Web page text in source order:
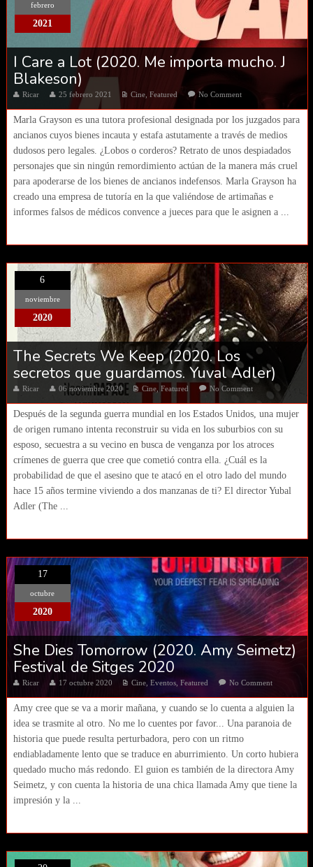
febrero
2021
I Care a Lot (2020. Me importa mucho. J
Blakeson)
Ricar 25 febrero 2021 Cine, Featured No Comment
Marla Grayson es una tutora profesional designada por los juzgados para
ancianos cuyos bienes incauta y estafa astutamente a través de medios
dudosos pero legales. ¿Lobos o corderos? Retrato de unos despiadados
personajes que sin ningún remordimiento actúan de la manera más cruel
para apoderarse de los bienes de ancianos indefensos. Marla Grayson ha
creado una empresa de tutoría en la que valiéndose de artimañas e
informes falsos de médicos convence a jueces para que le asignen a ...
6
noviembre
2020
The Secrets We Keep (2020. Los
secretos que guardamos. Yuval Adler)
Ricar 06 noviembre 2020 Cine, Featured No Comment
Después de la segunda guerra mundial en los Estados Unidos, una mujer
de origen rumano intenta reconstruir su vida en los suburbios con su
esposo, secuestra a su vecino en busca de venganza por los atroces
crímenes de guerra que cree que cometió contra ella. ¿Cuál es la
probabilidad de que el asesino que te atacó en el otro lado del mundo
hace 15 años termine viviendo a dos manzanas de ti? El director Yubal
Adler (The ...
17
octubre
2020
She Dies Tomorrow (2020. Amy Seimetz)
Festival de Sitges 2020
Ricar 17 octubre 2020 Cine, Eventos, Featured No Comment
Amy cree que se va a morir mañana, y cuando se lo cuenta a alguien la
idea se trasmite al otro. No me lo cuentes por favor... Una paranoia de
historia que puede resulta perturbadora, pero con un ritmo
endiabladamente lento que se traduce en aburrimiento. Un corto hubiera
quedado mucho más redondo. El guion es también de la directora Amy
Seimetz, y con cuenta la historia de una chica llamada Amy que tiene la
impresión y la ...